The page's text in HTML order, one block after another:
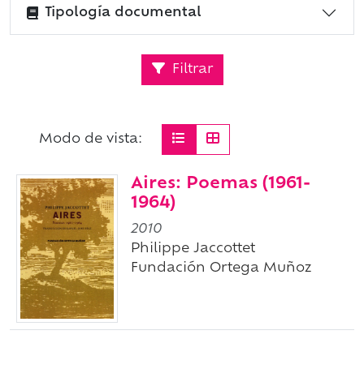
Tipología documental
Filtrar
Modo de vista:
Aires: Poemas (1961-
1964)
2010
Philippe Jaccottet
Fundación Ortega Muñoz